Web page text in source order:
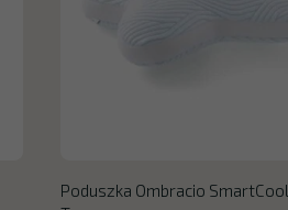
Poduszka Ombracio SmartCool